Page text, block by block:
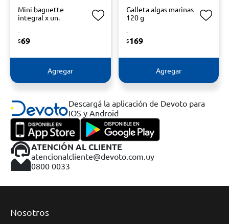
Mini baguette
integral x un.
-
$69
Agregar
Galleta algas marinas
120 g
-
$169
Agregar
Descargá la aplicación de Devoto para
IOS y Android
ATENCIÓN AL CLIENTE
atencionalcliente@devoto.com.uy
0800 0033
Nosotros